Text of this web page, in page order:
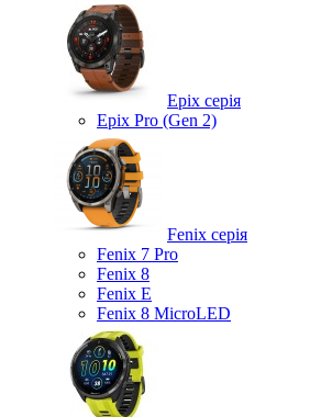
Epix серія
Epix Pro (Gen 2)
Fenix серія
Fenix 7 Pro
Fenix 8
Fenix ​​E
Fenix 8 MicroLED